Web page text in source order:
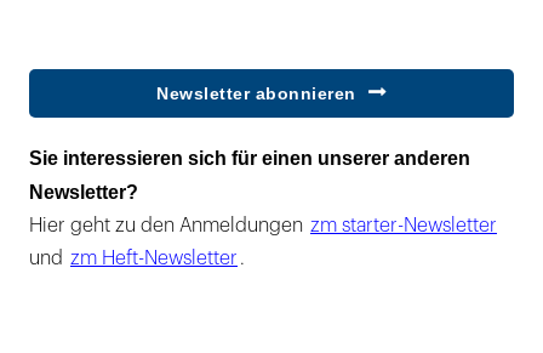
Newsletter abonnieren
Sie interessieren sich für einen unserer anderen
Newsletter?
Hier geht zu den Anmeldungen zm starter-Newsletter
und zm Heft-Newsletter .